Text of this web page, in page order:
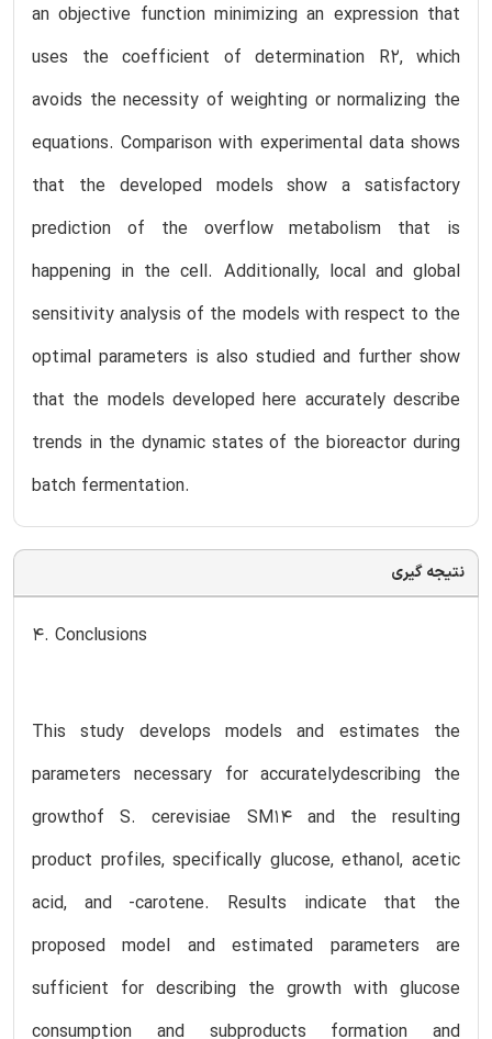
an objective function minimizing an expression that
uses the coefficient of determination R2, which
avoids the necessity of weighting or normalizing the
equations. Comparison with experimental data shows
that the developed models show a satisfactory
prediction of the overflow metabolism that is
happening in the cell. Additionally, local and global
sensitivity analysis of the models with respect to the
optimal parameters is also studied and further show
that the models developed here accurately describe
trends in the dynamic states of the bioreactor during
batch fermentation.
نتیجه گیری
4. Conclusions
This study develops models and estimates the
parameters necessary for accuratelydescribing the
growthof S. cerevisiae SM14 and the resulting
product profiles, specifically glucose, ethanol, acetic
acid, and -carotene. Results indicate that the
proposed model and estimated parameters are
sufficient for describing the growth with glucose
consumption and subproducts formation and